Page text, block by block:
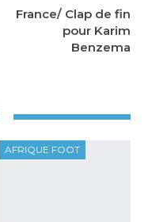
France/ Clap de fin
pour Karim
Benzema
AFRIQUE FOOT